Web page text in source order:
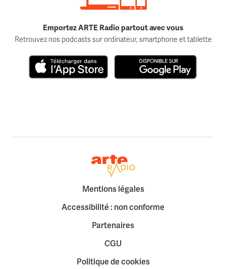
Emportez ARTE Radio partout avec vous
Retrouvez nos podcasts sur ordinateur, smartphone et tablette
Retour à la page d'accueil
Mentions légales
Accessibilité : non conforme
Partenaires
CGU
Politique de cookies